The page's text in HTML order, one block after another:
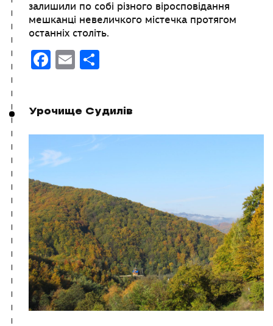
залишили по собі різного віросповідання
мешканці невеличкого містечка протягом
останніх століть.
Facebook
Email
Урочище Судилів